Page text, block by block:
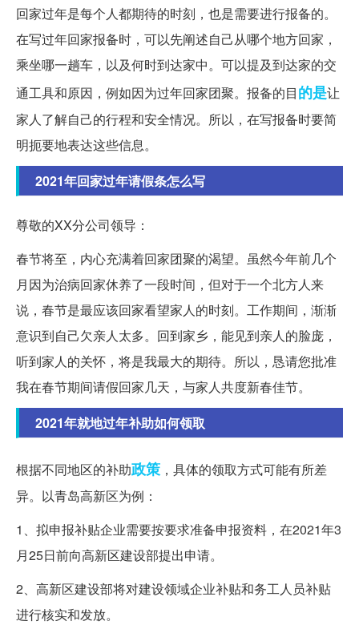
回家过年是每个人都期待的时刻，也是需要进行报备的。
在写过年回家报备时，可以先阐述自己从哪个地方回家，
乘坐哪一趟车，以及何时到达家中。可以提及到达家的交
通工具和原因，例如因为过年回家团聚。报备的目的是让
家人了解自己的行程和安全情况。所以，在写报备时要简
明扼要地表达这些信息。
2021年回家过年请假条怎么写
尊敬的XX分公司领导：
春节将至，内心充满着回家团聚的渴望。虽然今年前几个
月因为治病回家休养了一段时间，但对于一个北方人来
说，春节是最应该回家看望家人的时刻。工作期间，渐渐
意识到自己欠亲人太多。回到家乡，能见到亲人的脸庞，
听到家人的关怀，将是我最大的期待。所以，恳请您批准
我在春节期间请假回家几天，与家人共度新春佳节。
2021年就地过年补助如何领取
根据不同地区的补助政策 ，具体的领取方式可能有所差
异。以青岛高新区为例：
1、拟申报补贴企业需要按要求准备申报资料，在2021年3
月25日前向高新区建设部提出申请。
2、高新区建设部将对建设领域企业补贴和务工人员补贴
进行核实和发放。